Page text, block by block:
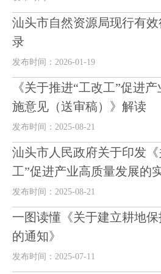
汕头市自然资源局现行有
录
发布时间：2026-01-19
《关于推进“工改工”促进
施意见（送审稿）》解读
发布时间：2025-08-21
汕头市人民政府关于印发
工”促进产业高质量发展的
发布时间：2025-08-21
一图读懂《关于建立耕地
的通知》
发布时间：2025-07-11